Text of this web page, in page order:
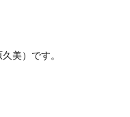
美）です。